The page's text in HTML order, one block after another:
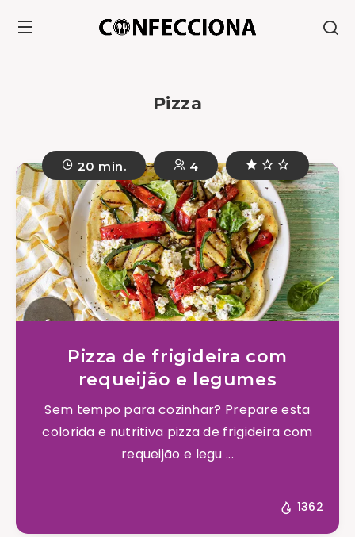
Pizza
20 min. 4
Pizza de frigideira com
requeijão e legumes
Sem tempo para cozinhar? Prepare esta
colorida e nutritiva pizza de frigideira com
requeijão e legu ...
1362